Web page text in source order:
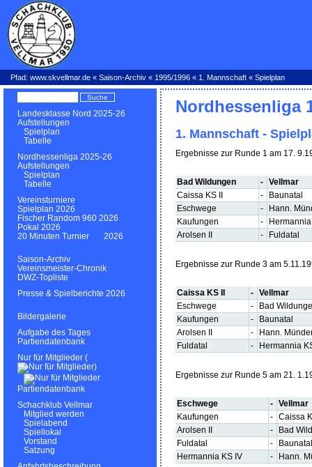
Pfad: www.skvellmar.de « Saison-Archiv « 1995/1996 « 1. Mannschaft « Spielplan
Landesklasse Nord 2025-26
Aufstellungen
Spielplan
Tabelle
Nordhessenliga 2025-26
Aufstellungen
Spielplan
Tabelle
Vereinsturniere
Spielplan 2026
Fischer Random 960 2026
Pokal 2026
20 Minuten Turnier 2026
Saison-Archiv
Vereinsmeister-Chronik
DWZ-Topliste
Presse & Spielberichte 2026
Bildergalerie
Aufgabe des Tages
Partiendatenbank
Nur für Mitglieder (
)
Partiendatenbank
Schachklub Vellmar
Mitglied werden
Spielabend
Spiellokal
Vorstand
Satzung
Nordhessenliga
1. Mannschaft -
Ergebnisse zur Runde 1 am 17.
Bad Wildungen - Vellmar
Caissa KS II
-
Baunatal
Eschwege
-
Hann.
Kaufungen
-
Arolsen II
- Fuldatal
Ergebnisse zur Runde 3 am
Caissa KS II - Vellmar
Eschwege
-
Bad
Kaufungen
-
Baunatal
Arolsen II
-
Hann.
Fuldatal
- Hermannia
Ergebnisse zur Runde 5 am 21.
Eschwege - Vellmar
Kaufungen
- Caissa
Arolsen II
-
Bad
Fuldatal
-
Baunatal
Hermannia KS IV
- Hann.